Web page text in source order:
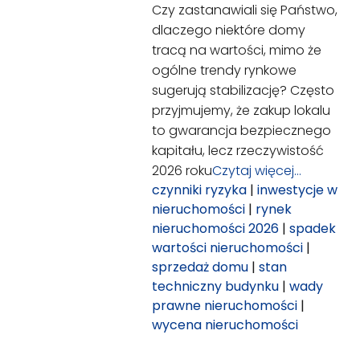
Czy zastanawiali się Państwo,
dlaczego niektóre domy
tracą na wartości, mimo że
ogólne trendy rynkowe
sugerują stabilizację? Często
przyjmujemy, że zakup lokalu
to gwarancja bezpiecznego
kapitału, lecz rzeczywistość
2026 rokuCzytaj więcej…
czynniki ryzyka |inwestycje w
nieruchomości | rynek
nieruchomości 2026 |spadek
wartości nieruchomości |
sprzedaż domu |stan
techniczny budynku |wady
prawne nieruchomości |
wycena nieruchomości